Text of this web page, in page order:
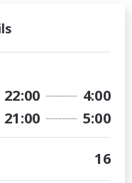
22:00 4:00
21:00 5:00
16